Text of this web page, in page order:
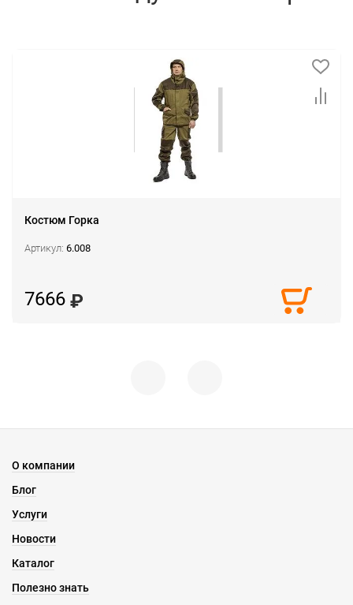
Костюм Горка
Артикул: 6.008
7666
О компании
Блог
Услуги
Новости
Каталог
Полезно знать